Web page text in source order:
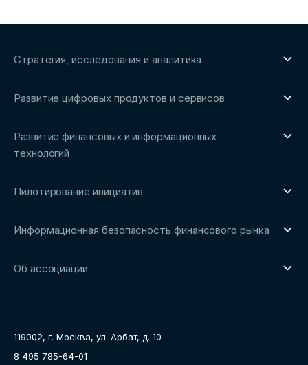
Стратегия, исследования и аналитика
Обзоры рынка и аналитические исследования
Бенчмаркинг-исследования
Трендвотчинг и информационный сервис
Развитие цифровых продуктов и сервисов
Развитие финансовых и информационных
технологий
Репозиторий Ассоциации
Сообщество FinDevSecOps
Рабочие группы
Пилотирование инициатив
Площадка пилотного тестирования
Ключевые пилоты
Информационная безопасность финансового рынка
Направления работы
Об ассоциации
Карьера
Контакты
119002, г. Москва, ул. Арбат, д. 10
8 495 785-64-01